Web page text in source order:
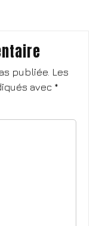
publiée. Les
avec *